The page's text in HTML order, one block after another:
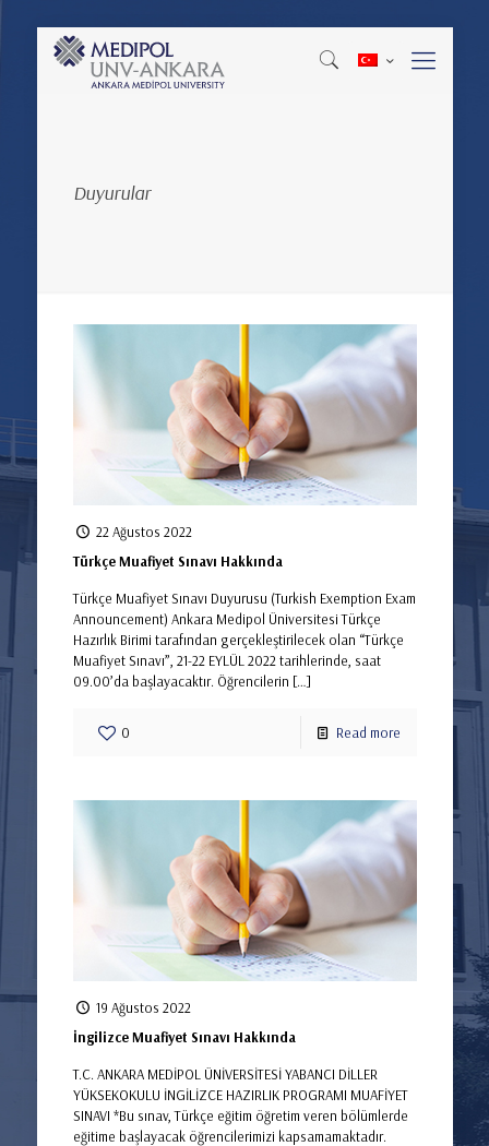
Duyurular
22 Ağustos 2022
Türkçe Muafiyet Sınavı Hakkında
Türkçe Muafiyet Sınavı Duyurusu (Turkish Exemption Exam
Announcement) Ankara Medipol Üniversitesi Türkçe
Hazırlık Birimi tarafından gerçekleştirilecek olan “Türkçe
Muafiyet Sınavı”, 21-22 EYLÜL 2022 tarihlerinde, saat
09.00’da başlayacaktır. Öğrencilerin […]
0 Read more
19 Ağustos 2022
İngilizce Muafiyet Sınavı Hakkında
T.C. ANKARA MEDİPOL ÜNİVERSİTESİ YABANCI DİLLER
YÜKSEKOKULU İNGİLİZCE HAZIRLIK PROGRAMI MUAFİYET
SINAVI *Bu sınav, Türkçe eğitim öğretim veren bölümlerde
eğitime başlayacak öğrencilerimizi kapsamamaktadır.